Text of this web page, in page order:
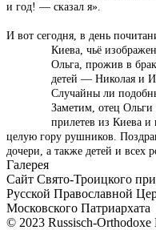
и год! — сказал я».
И вот сегодня, в день
Киева, чьё
Ольга, прожив в
детей — Николая и
Случайны ли
Заметим, отец Ольги
прилетев из Киева и
целую гору рушников.
дочери, а также детей и всех
Галерея
Сайт Свято-Троицкого
Русской Православной
Московского Патриархата
© 2023 Russisch-Orthodoxe